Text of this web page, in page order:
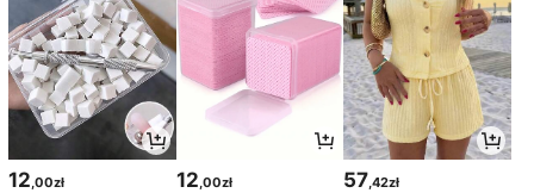
12 ,00zł 12 ,00zł 57 ,42zł